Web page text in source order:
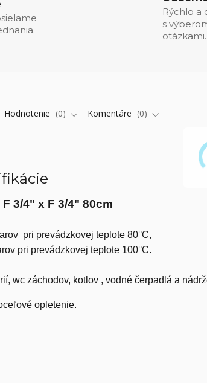
Rýchlo a
s
otázkami.
Hodnotenie 0 Komentáre 0
3/4" x F 3/4" 80cm
pri prevádzkovej teplote 80°C,
pri prevádzkovej teplote 100°C.
wc záchodov, kotlov , vodné čerpadlá a
opletenie.